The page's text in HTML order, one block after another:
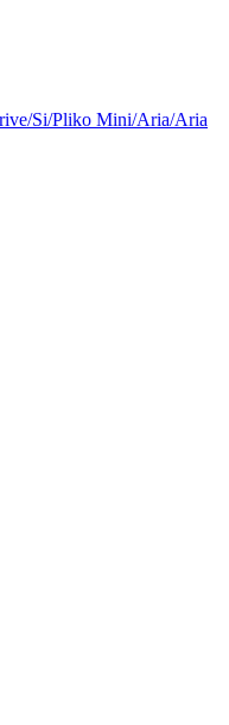
Si/Pliko Mini/Aria/Aria